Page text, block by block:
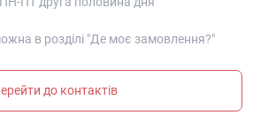
в розділі "Де моє замовлення?"
до контактів